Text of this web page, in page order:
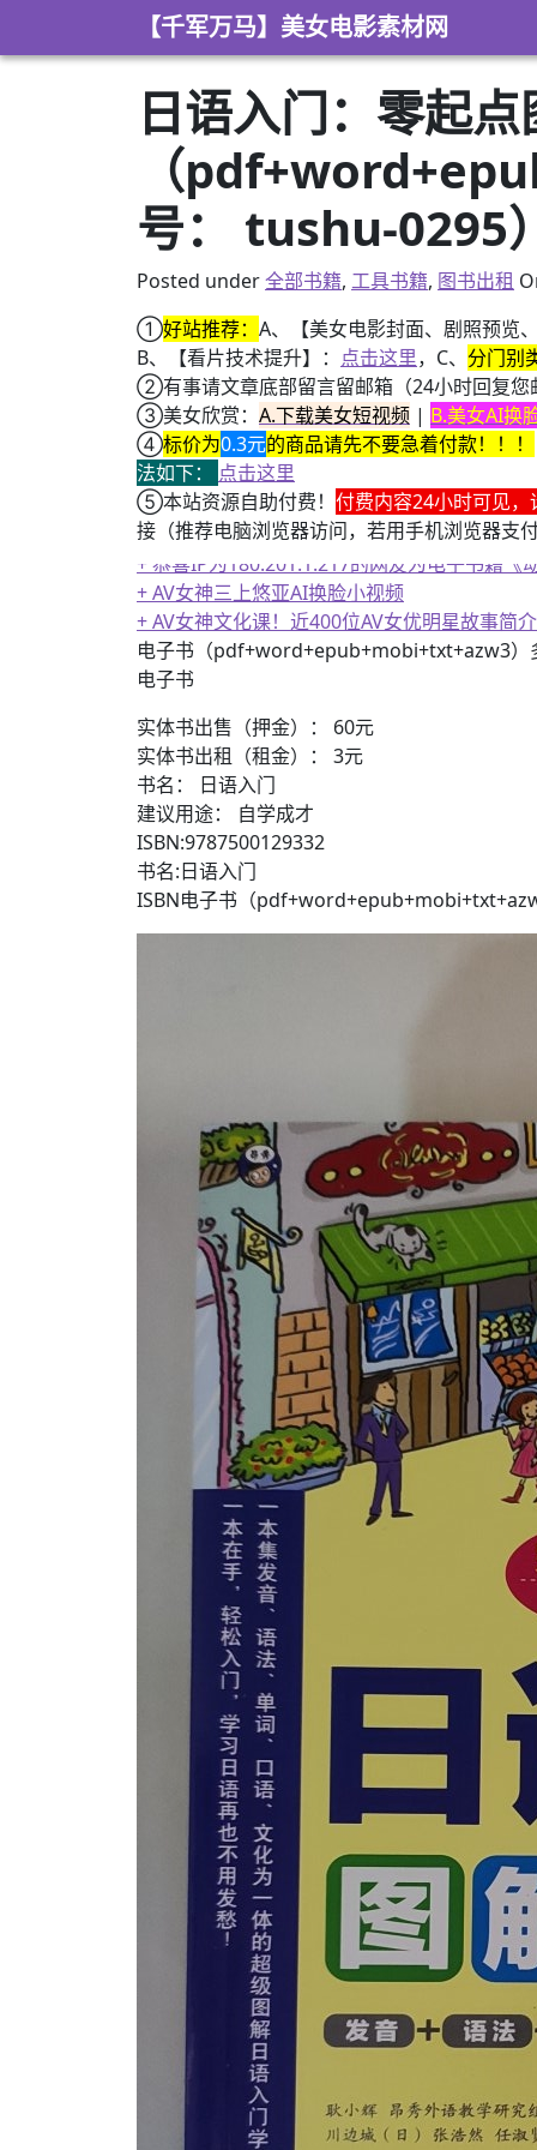
【千军万马】美女电影素材网
日语入门：零起
（
号： tushu-0295
Posted under全部书籍, 工具书籍, 图书出租
①好站推荐： A、【美女电影封面、剧照预览
B、【看片技术提升】： 点击这里，C、 分门别
②有事请文章底部留言留邮箱（24小时回复您
③美女欣赏： A.下载美女短视频 | B.美女AI换
④标价为0.3元的商品请先不要急着付款！！！
法如下： 点击这里
⑤本站资源自助付费！ 付费内容24小时可见
接（推荐电脑浏览器访问，若用手机浏览器支
+ 恭喜IP为180.201.1.217的网友为电子书籍《
+ AV女神三上悠亚AI换脸小视频
+ AV女神文化课！近400位AV女优明星故事简介
电子书（pdf+word+epub+mobi+txt+azw3）
电子书
实体书出售（押金）： 60元
实体书出租（租金）： 3元
书名： 日语入门
建议用途： 自学成才
ISBN:9787500129332
书名:日语入门
ISBN电子书（